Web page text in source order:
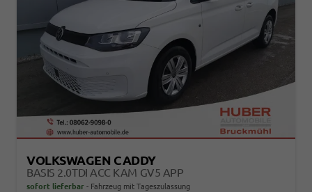
VOLKSWAGEN CADDY
BASIS 2.0TDI ACC KAM GV5 APP
sofort lieferbar Fahrzeug mit Tageszulassung